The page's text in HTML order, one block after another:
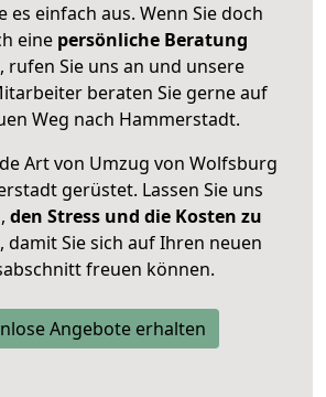
es einfach aus. Wenn Sie doch
eine persönliche Beratung
rufen Sie uns an und unsere
beraten Sie gerne auf
Weg nach Hammerstadt.
Art von Umzug von Wolfsburg
gerüstet. Lassen Sie uns
den Stress und die Kosten zu
, damit Sie sich auf Ihren neuen
freuen können.
Angebote erhalten